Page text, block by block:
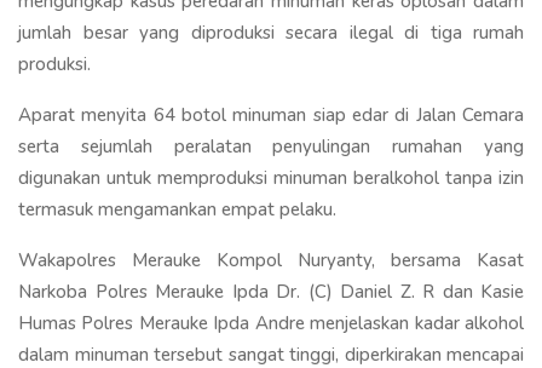
jumlah besar yang diproduksi secara ilegal di tiga rumah
produksi.
Aparat menyita 64 botol minuman siap edar di Jalan Cemara
serta sejumlah peralatan penyulingan rumahan yang
digunakan untuk memproduksi minuman beralkohol tanpa izin
termasuk mengamankan empat pelaku.
Wakapolres Merauke Kompol Nuryanty, bersama Kasat
Narkoba Polres Merauke Ipda Dr. (C) Daniel Z. R dan Kasie
Humas Polres Merauke Ipda Andre menjelaskan kadar alkohol
dalam minuman tersebut sangat tinggi, diperkirakan mencapai